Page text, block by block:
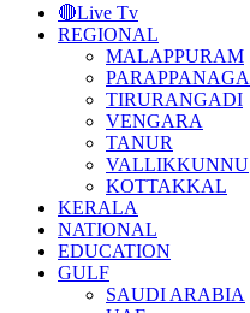
🔴Live Tv
REGIONAL
MALAPPURAM
TIRURANGADI
VENGARA
TANUR
VALLIKKUNNU
KOTTAKKAL
KERALA
NATIONAL
EDUCATION
GULF
SAUDI ARABIA